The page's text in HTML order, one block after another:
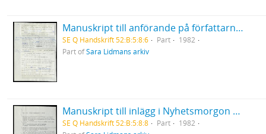
Manuskript till anförande på författarnas attack i Luleå och Skellefteå 27-28/10 1982
SE Q Handskrift 52:B:5:8:6 Part
1982
Part ofSara Lidmans arkiv
Manuskript till inlägg i Nyhetsmorgon P1 8/12 1982
SE Q Handskrift 52:B:5:8:8 Part
1982